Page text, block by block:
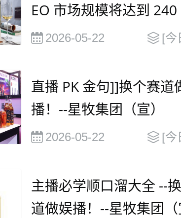
EO 市场规模将达到 240
元，并在2030年有望达
2026-05-22 [今
直播 PK 金句]]换个赛道
播！--星牧集团（宣）
2026-05-22 [今
主播必学顺口溜大全 --
道做娱播！--星牧集团（